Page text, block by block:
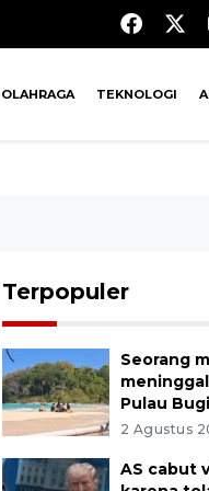
OLAHRAGA TEKNOLOGI
Terpopuler
Seorang
Pulau
2 Agustus
AS cabut